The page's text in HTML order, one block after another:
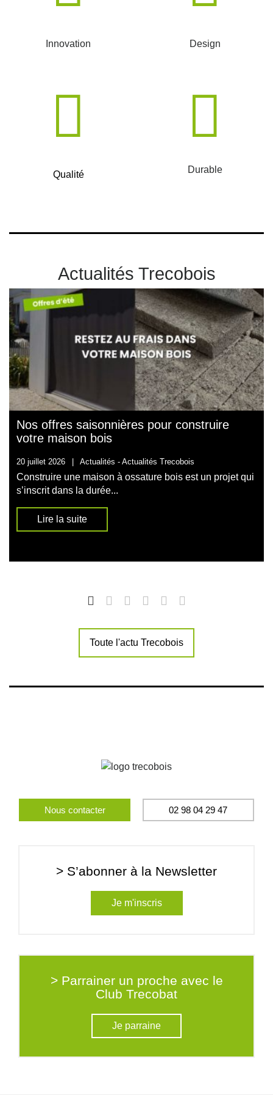
Innovation Design
Qualité Durable
Actualités Trecobois
Nos offres saisonnières pour construire
votre maison bois
20 juillet 2026 Actualités - Actualités Trecobois
Construire une maison à ossature bois est un projet qui
s’inscrit dans la durée...
Lire la suite
Toute l'actu Trecobois
Nous contacter 02 98 04 29 47
> S’abonner à la Newsletter
Je m'inscris
> Parrainer un proche avec le
Club Trecobat
Je parraine